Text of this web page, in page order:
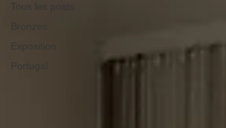
Tous les posts
Bronzes
Exposition
Portugal